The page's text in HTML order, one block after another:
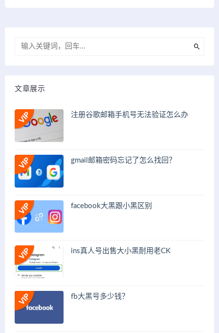
文章展示
注册谷歌邮箱手机号无法验证怎么办
gmail邮箱密码忘记了怎么找回？
facebook大黑跟小黑区别
ins真人号出售大小黑耐用老CK
fb大黑号多少钱？